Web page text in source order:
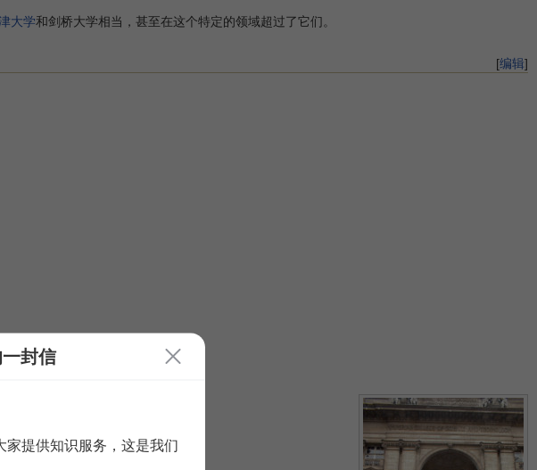
大学和剑桥大学相当，甚至在这个特定的领域超过了它们。
[编辑]
封信
家提供知识服务，这是我们